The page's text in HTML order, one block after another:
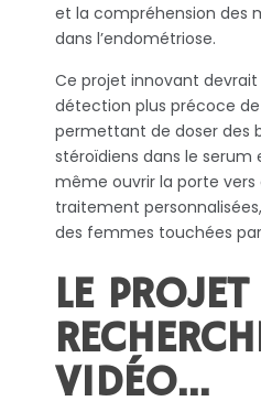
et la compréhension des
dans l’endométriose.
Ce projet innovant
détection plus précoce
permettant de doser des
stéroïdiens dans le serum
même ouvrir la porte vers
traitement
des femmes touchées
LE
VIDÉO…